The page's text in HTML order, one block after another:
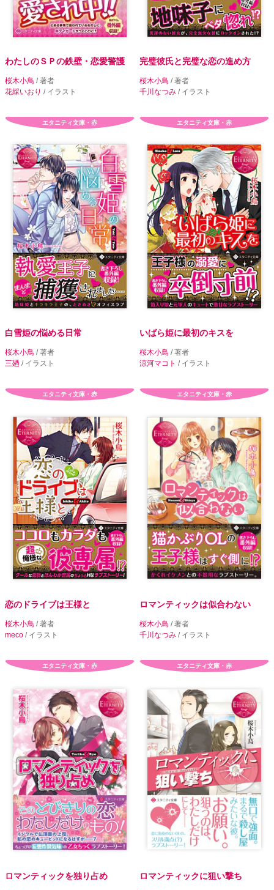
わたしのＳＰの鉄壁・恋愛警護
桜木小鳥 / 著者
花綵いおり / イラスト
完璧彼氏と完璧な恋の進め方
桜木小鳥 / 著者
千川なつみ / イラスト
エタニティ文庫・赤
白雪姫の悩める日常
桜木小鳥 / 著者
三廼 / イラスト
エタニティ文庫・赤
いばら姫に最初のキスを
桜木小鳥 / 著者
涼河マコト / イラスト
エタニティ文庫・赤
恋のドライブは王様と
桜木小鳥 / 著者
meco / イラスト
エタニティ文庫・赤
ロマンティックは似合わない
桜木小鳥 / 著者
千川なつみ / イラスト
エタニティ文庫・赤
ロマンティックを独り占め
エタニティ文庫・赤
ロマンティックに狙い撃ち